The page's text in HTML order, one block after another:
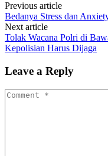
Previous article
Bedanya Stress dan
Next article
Tolak Wacana Polri di
Kepolisian Harus Dijaga
Leave a Reply